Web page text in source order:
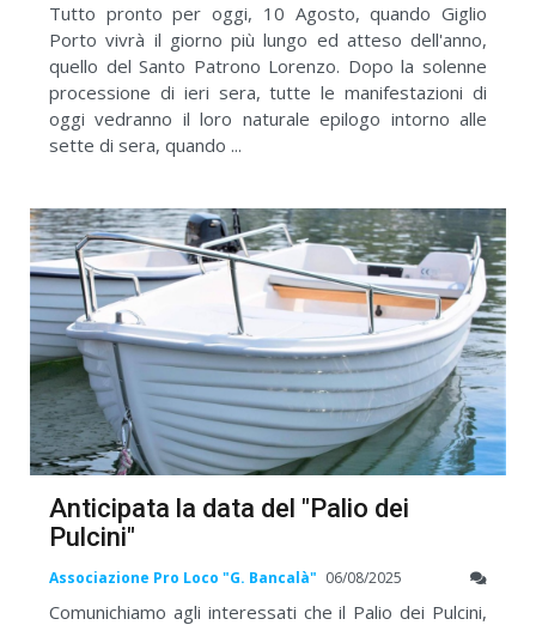
Tutto pronto per oggi, 10 Agosto, quando Giglio
Porto vivrà il giorno più lungo ed atteso dell'anno,
quello del Santo Patrono Lorenzo. Dopo la solenne
processione di ieri sera, tutte le manifestazioni di
oggi vedranno il loro naturale epilogo intorno alle
sette di sera, quando ...
Anticipata la data del "Palio dei
Pulcini"
Associazione Pro Loco "G. Bancalà" 06/08/2025
Comunichiamo agli interessati che il Palio dei Pulcini,